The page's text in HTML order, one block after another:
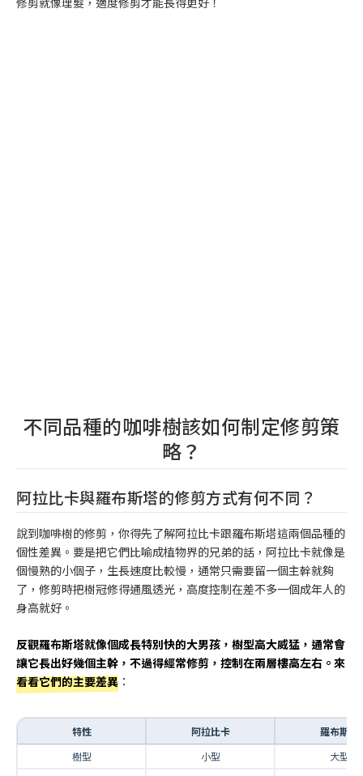
不同品種的咖啡樹該如何制定修剪策
略？
阿拉比卡與羅布斯塔的修剪方式有何不同？
說到咖啡樹的修剪，你得先了解阿拉比卡跟羅布斯塔這兩個品種的
個性差異。要是把它們比喻成植物界的兄弟的話，阿拉比卡就像是
個慢熟的小個子，生長速度比較慢，通常只需要留一個主幹就夠
了，修剪時把樹冠修得通風透光，高度控制在差不多一個成年人的
身高就好。
反觀羅布斯塔就像個成長特別快的大男孩，樹型高大威猛，通常會
讓它長出好幾個主幹，不過得經常修剪，控制在兩層樓高左右。來
看看它們的主要差異 ：
特性 阿拉比卡
羅布斯塔
樹型
小型
大型